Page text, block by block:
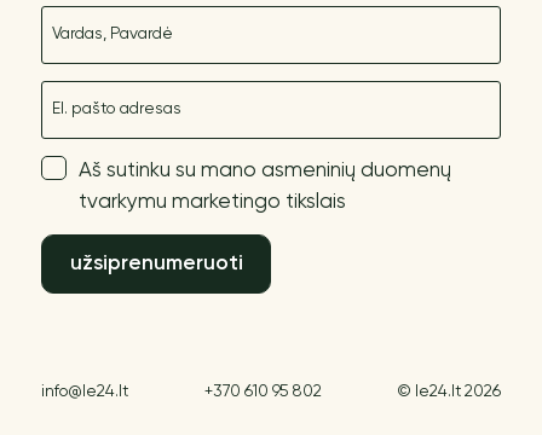
Aš sutinku su mano asmeninių duomenų
tvarkymu marketingo tikslais
užsiprenumeruoti
info@le24.lt +370 610 95 802 © le24.lt 2026